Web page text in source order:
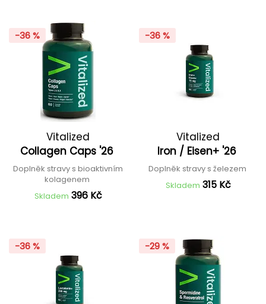
-36 %
Vitalized
Collagen Caps '26
Doplněk stravy s bioaktivním
kolagenem
Skladem 396 Kč
-36 %
Vitalized
Iron / Eisen+ '26
Doplněk stravy s železem
Skladem 315 Kč
-36 % -29 %